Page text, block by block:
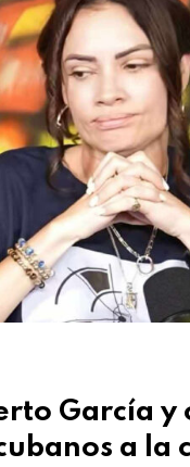
García y
a la